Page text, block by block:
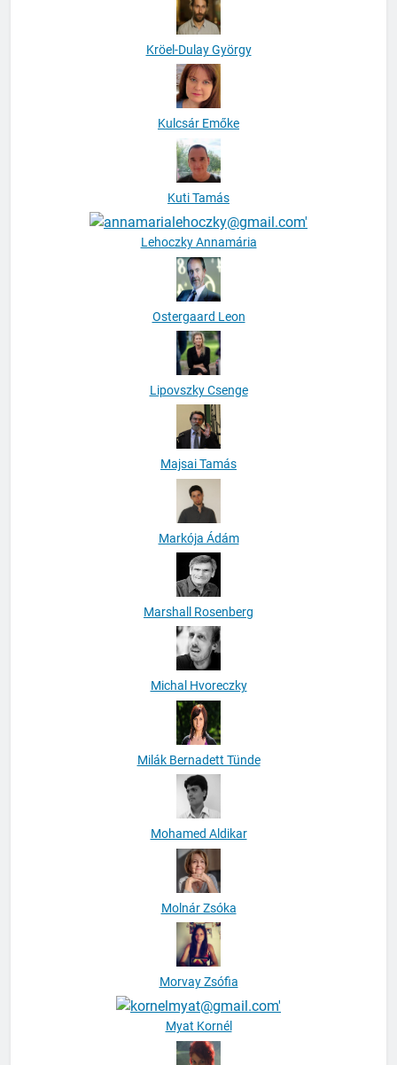
Kröel-Dulay György
Kulcsár Emőke
Kuti Tamás
Lehoczky Annamária
Ostergaard Leon
Lipovszky Csenge
Majsai Tamás
Markója Ádám
Marshall Rosenberg
Michal Hvoreczky
Milák Bernadett Tünde
Mohamed Aldikar
Molnár Zsóka
Morvay Zsófia
Myat Kornél